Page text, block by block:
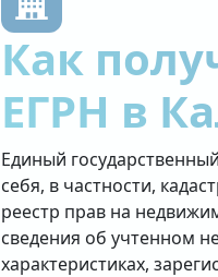
Как
ЕГРН в
Единый
себя, в частности,
реестр прав на
сведения об учтенном
характеристиках,